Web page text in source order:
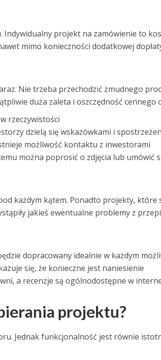
Indywidualny projekt na zamówienie to
mimo konieczności dodatkowej
Nie trzeba przechodzić żmudnego
duża zaleta i oszczędność cennego
rzeczywistości
dzielą się wskazówkami i
możliwość kontaktu z inwestorami
można poprosić o zdjęcia lub umówić
każdym kątem. Ponadto projekty, które
jakieś ewentualne problemy z
dopracowany idealnie w każdym
się, że konieczne jest naniesienie
a recenzje są ogólnodostępne w
projektu?
Jednak funkcjonalność jest równie